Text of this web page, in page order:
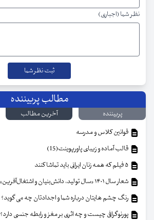
نظر شما (اجباری)
مطالب پربیننده
پربیننده
آخرین مطالب
قوانین کلاس و مدرسه
قالب آماده و زیبای پاورپوینت(15)
شعار سال ۱۴۰۱ «سال تولید، دانش‌بنیان و اشتغال‌آفرین»
رنگ چشم هایتان درباره شما و اجدادتان چه می گوید؟
پورنوگرافی چیست و چه اثری بر مغز و رابطه جنسی دارد؟